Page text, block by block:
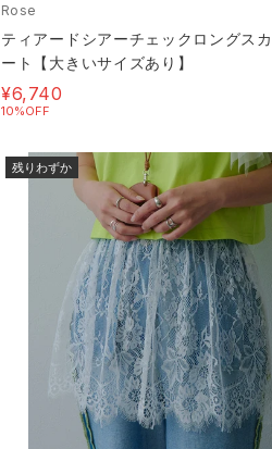
Rose
ティアードシアーチェックロングスカ
ート【大きいサイズあり】
¥6,740
10%OFF
残りわずか